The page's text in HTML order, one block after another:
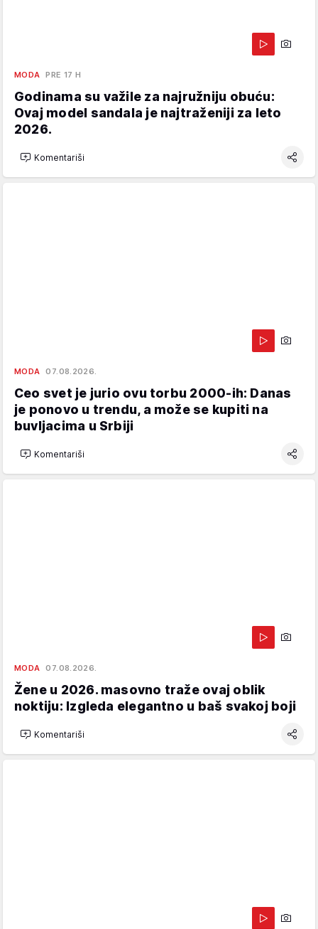
MODA PRE 17 H
Godinama su važile za najružniju obuću:
Ovaj model sandala je najtraženiji za leto
2026.
Komentariši
MODA 07.08.2026.
Ceo svet je jurio ovu torbu 2000-ih: Danas
je ponovo u trendu, a može se kupiti na
buvljacima u Srbiji
Komentariši
MODA 07.08.2026.
Žene u 2026. masovno traže ovaj oblik
noktiju: Izgleda elegantno u baš svakoj boji
Komentariši